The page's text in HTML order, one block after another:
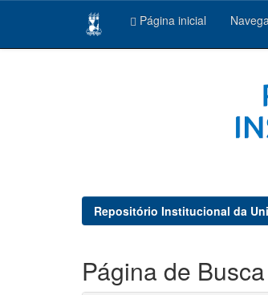
Página inicial
Repositório Institucional da
Página de Busca